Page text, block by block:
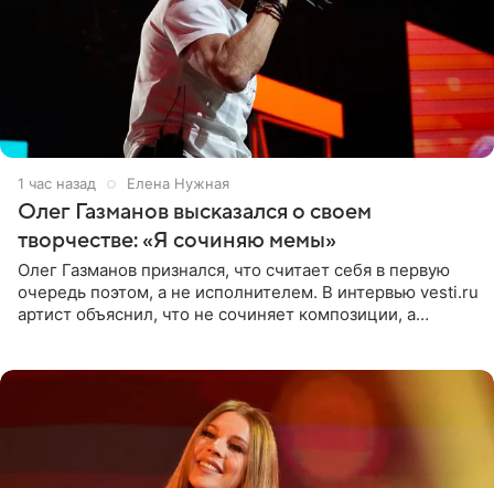
1 час назад Елена Нужная
Олег Газманов высказался о своем
творчестве: «Я сочиняю мемы»
Олег Газманов признался, что считает себя в первую
очередь поэтом, а не исполнителем. В интервью vesti.ru
артист объяснил, что не сочиняет композиции, а